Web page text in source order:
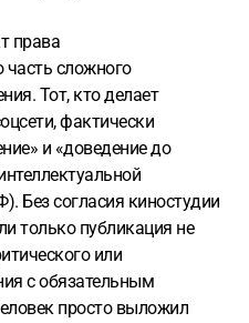
права
сложного
Тот, кто делает
фактически
и «доведение до
Без согласия киностудии
только публикация не
или
с обязательным
просто выложил